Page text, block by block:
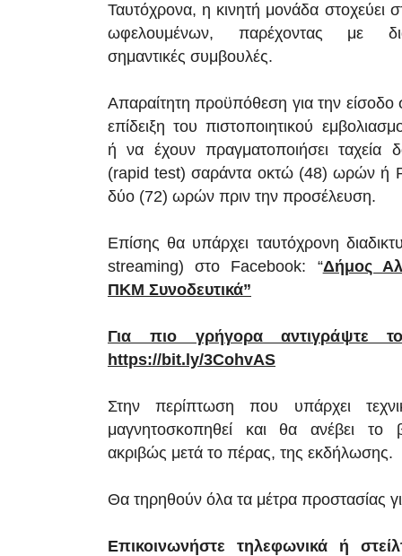
Ταυτόχρονα, η κινητή μονάδα στοχεύει
ωφελουμένων, παρέχοντας με
σημαντικές συμβουλές.
Απαραίτητη προϋπόθεση για την είσοδο
επίδειξη του πιστοποιητικού
ήνα έχουν πραγματοποιήσει ταχεία
(rapid test)σαράντα οκτώ (48) ωρών ή
δύο (72) ωρών πριν την προσέλευση.
Επίσης θα υπάρχει ταυτόχρονη
streaming) στο Facebook: “Δήμος
ΠΚΜ Συνοδευτικά”
Για πιο γρήγορα αντιγράψτε
https://bit.ly/3CohvAS
Στην περίπτωση που υπάρχει
μαγνητοσκοπηθεί και θα ανέβει το
ακριβώς μετά το πέρας, της εκδήλωσης.
Θα τηρηθούν όλα τα μέτρα προστασίας
Επικοινωνήστε τηλεφωνικά ή